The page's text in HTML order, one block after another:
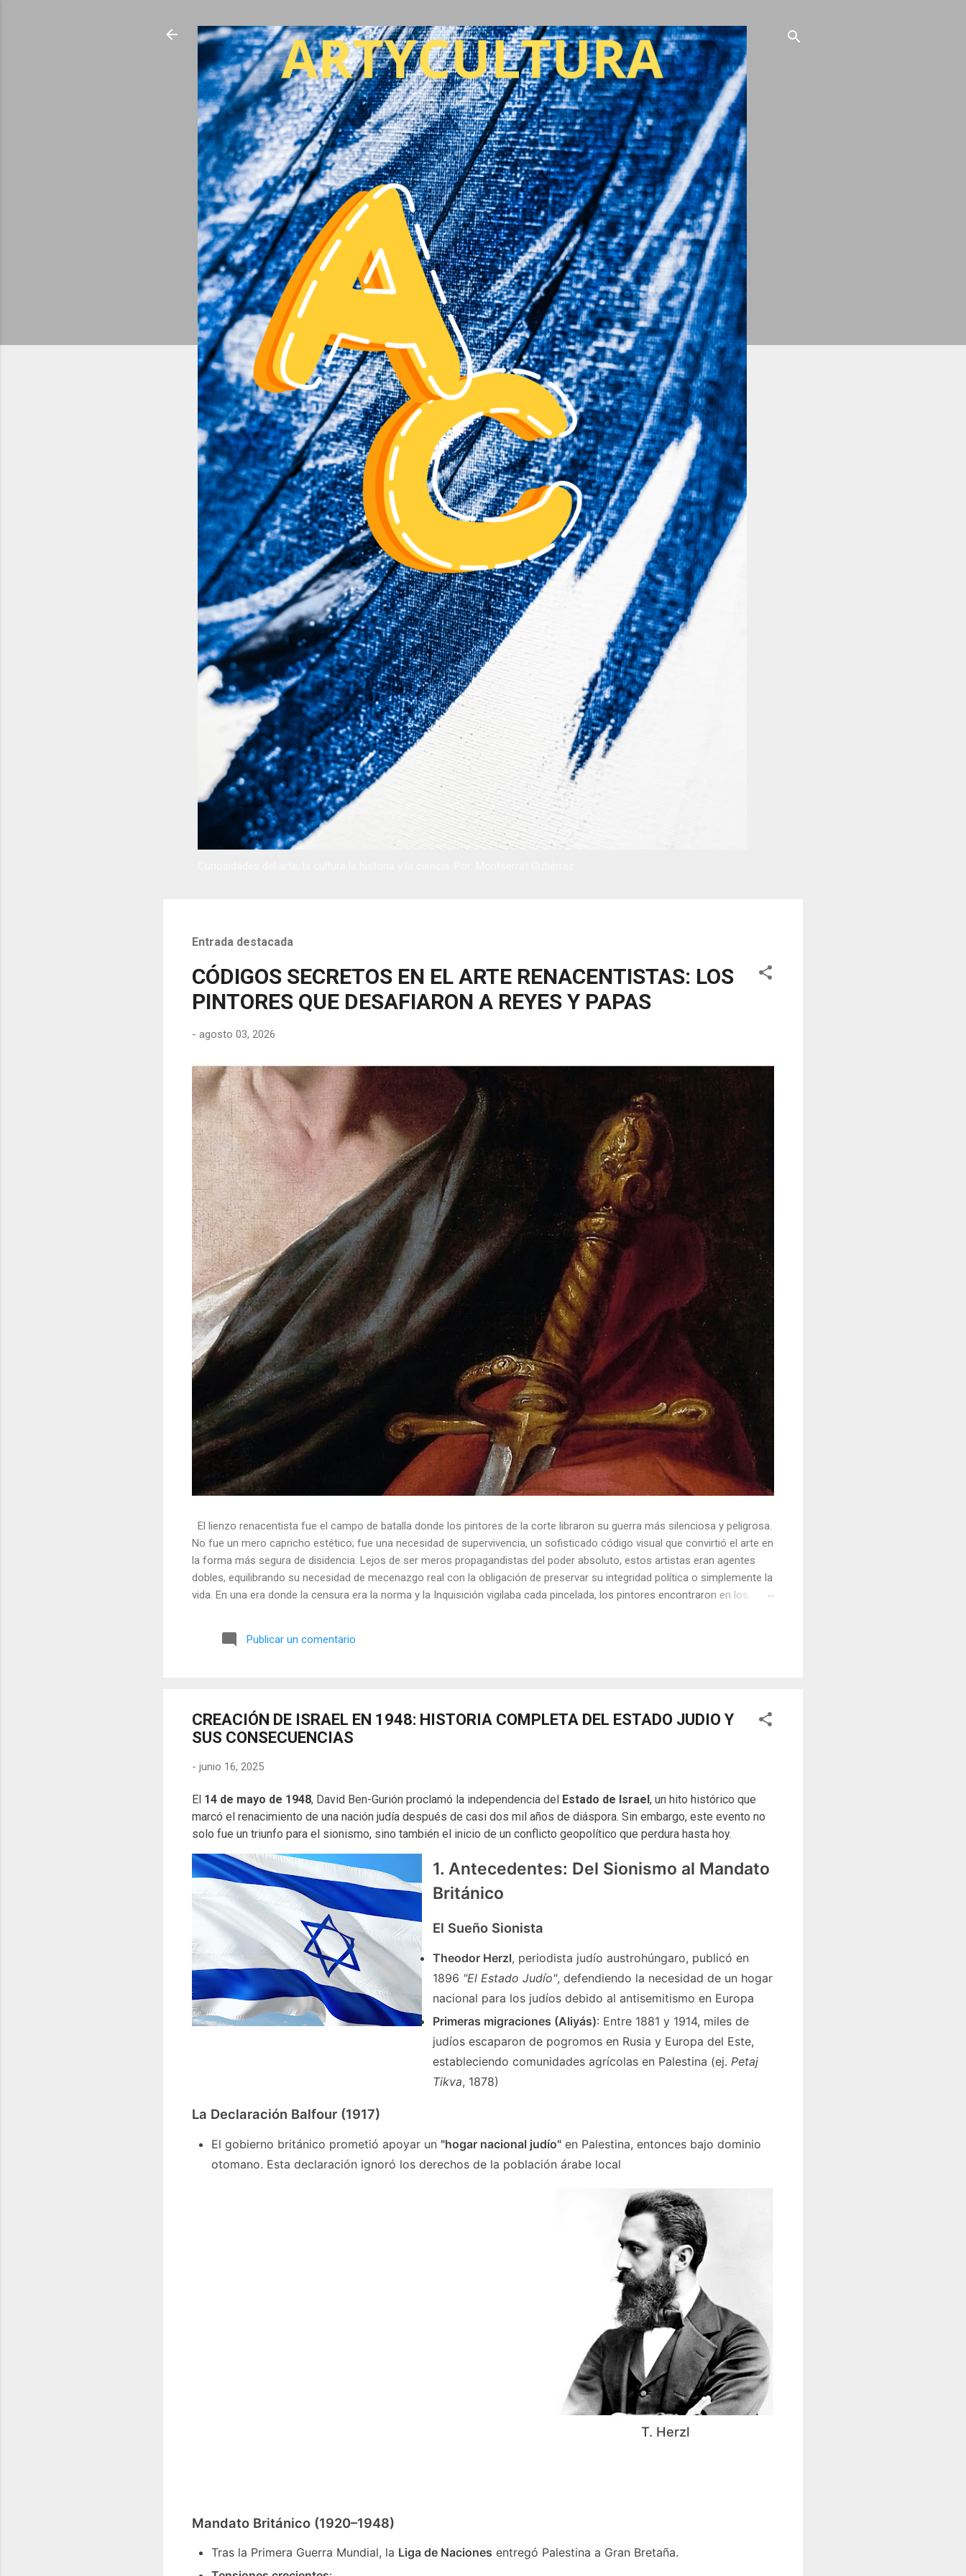
Entrada destacada
CÓDIGOS SECRETOS EN EL ARTE RENACENTISTAS: LOS
PINTORES QUE DESAFIARON A REYES Y PAPAS
- agosto 03, 2026
El lienzo renacentista fue el campo de batalla donde los pintores de la corte libraron su guerra más silenciosa y peligrosa.
No fue un mero capricho estético; fue una necesidad de supervivencia, un sofisticado código visual que convirtió el arte en
la forma más segura de disidencia. Lejos de ser meros propagandistas del poder absoluto, estos artistas eran agentes
dobles, equilibrando su necesidad de mecenazgo real con la obligación de preservar su integridad política o simplemente la
vida. En una era donde la censura era la norma y la Inquisición vigilaba cada pincelada, los pintores encontraron en los
🎭 La arquitectura del engaño El retrato renacentista no era un simple reflejo de la realidad, sino un objeto tridimensional y
multifacético. Los pintores de la corte eran los agentes dobles definitivos, y dominaban el arte de la "resistencia óptica". ...
Publicar un comentario
CREACIÓN DE ISRAEL EN 1948: HISTORIA COMPLETA DEL ESTADO JUDIO Y
SUS CONSECUENCIAS
- junio 16, 2025
El 14 de mayo de 1948, David Ben-Gurión proclamó la independencia del Estado de Israel , un hito histórico que
marcó el renacimiento de una nación judía después de casi dos mil años de diáspora. Sin embargo, este evento no
solo fue un triunfo para el sionismo, sino también el inicio de un conflicto geopolítico que perdura hasta hoy.
1. Antecedentes: Del Sionismo al Mandato
Británico
El Sueño Sionista
Theodor Herzl, periodista judío austrohúngaro, publicó en
1896 "El Estado Judío", defendiendo la necesidad de un hogar
nacional para los judíos debido al antisemitismo en Europa
Primeras migraciones (Aliyás): Entre 1881 y 1914, miles de
judíos escaparon de pogromos en Rusia y Europa del Este,
estableciendo comunidades agrícolas en Palestina (ej. Petaj
Tikva, 1878)
La Declaración Balfour (1917)
El gobierno británico prometió apoyar un "hogar nacional judío" en Palestina, entonces bajo dominio
otomano. Esta declaración ignoró los derechos de la población árabe local
T. Herzl
Mandato Británico (1920–1948)
Tras la Primera Guerra Mundial, la Liga de Naciones entregó Palestina a Gran Bretaña.